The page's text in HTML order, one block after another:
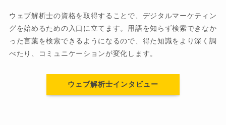
ウェブ解析士の資格を取得することで、デジタルマーケティン
グを始めるための入口に立てます。用語を知らず検索できなか
った言葉を検索できるようになるので、得た知識をより深く調
べたり、コミュニケーションが変化します。
ウェブ解析士インタビュー